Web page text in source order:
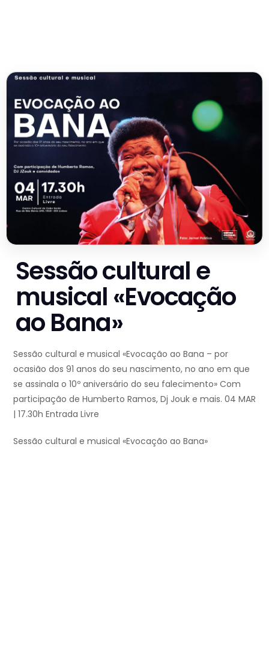
Sessão cultural e
musical «Evocação
ao Bana»
Sessão cultural e musical «Evocação ao Bana – por
ocasião dos 91 anos do seu nascimento, no ano em que
se assinala o 10º aniversário do seu falecimento» Com
participação de Humberto Ramos, Dj Jouk e mais. 04 MAR
| 17.30h Entrada Livre
Sessão cultural e musical «Evocação ao Bana»